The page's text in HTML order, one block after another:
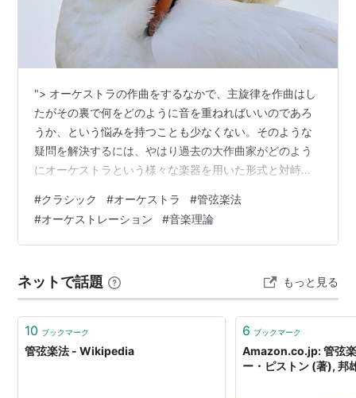
"> オーケストラの作曲をするなかで、主旋律を作曲はし
たがその裏で何をどのように音を重ねればいいのであろ
うか、という悩みを持つことも少なくない。そのような
疑問を解決するには、やはり過去の大作曲家がどのよう
にオーケストラという様々な楽器を用いた形式と対峙し
することが、何かの糸口を得るきっかけになるのではな
いかと考えた。 今回はチャイコフスキー作曲のバレエ
「白鳥の湖」より、「情景」を音源と総譜を元に、筆者
な音が扱われているのかをテーマに分析していく。 使用
する音源はこちらにリンクを貼ったものである。…
#クラシック #オーケストラ #管弦楽法
#オーケストレーション #音楽理論
ネットで話題 もっと見る
10 ブックマーク
管弦楽法 - Wikipedia
6 ブックマーク
Amazon.co.jp: 管弦
ー・ピストン (著), 邦